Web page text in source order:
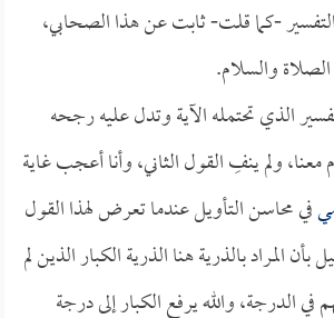
وهذا التفسير -كما قلت- ثابت عن هذا الصحابي،
والسلام.
الذي تحتمله الآية وتدل عليه رجحه
معنا، ولم ينفِ القول الثاني، وأنا أعجب غاية
في محاسن التأويل عندما تعرض لهذا القول
المراد بالذرية هنا الذرية الكبار الذين لم
في الدرجة، والله يرفع الكبار إلى درجة